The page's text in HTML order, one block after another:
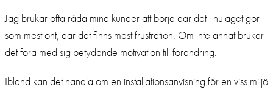
Jag brukar ofta råda mina kunder att börja där det i nuläget gör
som mest ont, där det finns mest frustration. Om inte annat brukar
det föra med sig betydande motivation till förändring.
Ibland kan det handla om en installationsanvisning för en viss miljö